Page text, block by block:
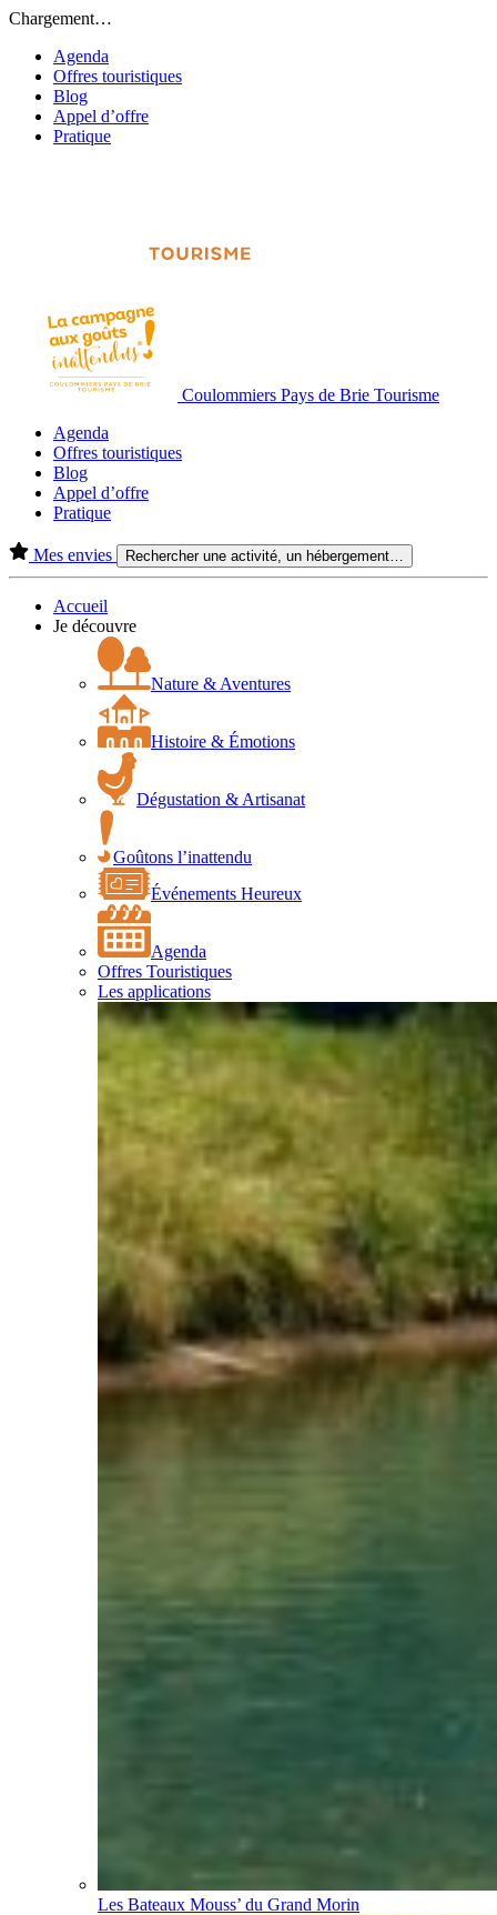
Chargement…
Agenda
Offres touristiques
Blog
Appel d’offre
Pratique
Coulommiers Pays de Brie Tourisme
Agenda
Offres touristiques
Blog
Appel d’offre
Pratique
Mes envies Rechercher une activité, un hébergement…
Accueil
Je découvre
Nature & Aventures
Histoire & Émotions
Dégustation & Artisanat
Goûtons l’inattendu
Événements Heureux
Agenda
Offres Touristiques
Les applications
Les Bateaux Mouss’ du Grand Morin